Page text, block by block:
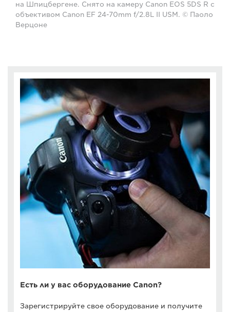
на Шпицбергене. Снято на камеру Canon EOS 5DS R с
объективом Canon EF 24-70mm f/2.8L II USM. © Паоло
Верцоне
Есть ли у вас оборудование Canon?
Зарегистрируйте свое оборудование и получите